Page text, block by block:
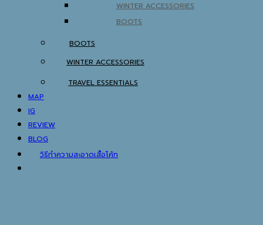
WINTER ACCESSORIES
BOOTS
BOOTS
WINTER ACCESSORIES
TRAVEL ESSENTIALS
MAP
IG
REVIEW
BLOG
วิธีทำความสะอาดเสื้อโค้ท